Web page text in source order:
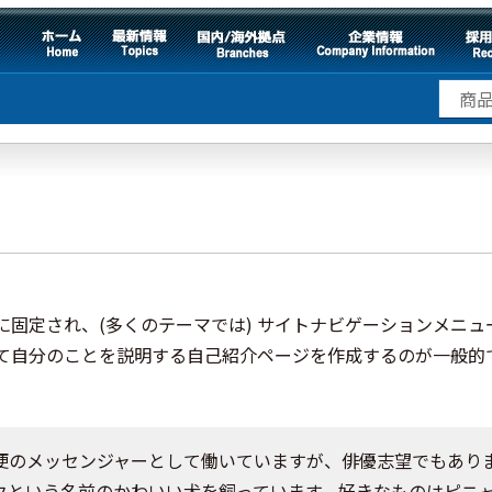
固定され、(多くのテーマでは) サイトナビゲーションメニ
分のことを説明する自己紹介ページを作成するのが一般
メッセンジャーとして働いていますが、俳優志望でもあり